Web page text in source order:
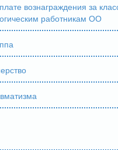
вознаграждения за
работникам ОО